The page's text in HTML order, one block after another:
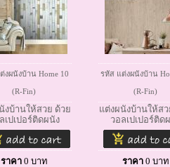
งผนังบ้าน Home 10
(R-Fin)
งบ้านให้สวย ด้วย
เปเปอร์ติดผนัง
ราคา 0 บาท
รหัส แต่งผนังบ้าน
(R-Fin)
แต่งผนังบ้านให้ส
วอลเปเปอร์ติด
ราคา 0 บาท